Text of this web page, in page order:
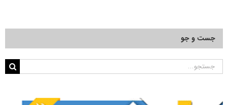
جست و جو
جستجو